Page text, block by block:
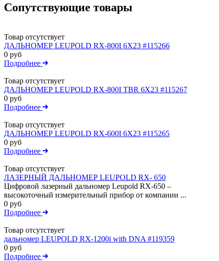
Сопутствующие товары
Товар отсутствует
ДАЛЬНОМЕР LEUPOLD RX-800I 6X23 #115266
0 руб
Подробнее
Товар отсутствует
ДАЛЬНОМЕР LEUPOLD RX-800I TBR 6X23 #115267
0 руб
Подробнее
Товар отсутствует
ДАЛЬНОМЕР LEUPOLD RX-600I 6X23 #115265
0 руб
Подробнее
Товар отсутствует
ЛАЗЕРНЫЙ ДАЛЬНОМЕР LEUPOLD RX- 650
Цифровой лазерный дальномер Leupold RX-650 –
высокоточный измерительный прибор от компании ...
0 руб
Подробнее
Товар отсутствует
дальномер LEUPOLD RX-1200i with DNA #119359
0 руб
Подробнее